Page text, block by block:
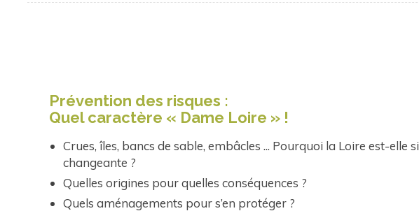
Prévention des risques :
Quel caractère « Dame Loire » !
Crues, îles, bancs de sable, embâcles ... Pourquoi la Loire est-elle si
changeante ?
Quelles origines pour quelles conséquences ?
Quels aménagements pour s’en protéger ?